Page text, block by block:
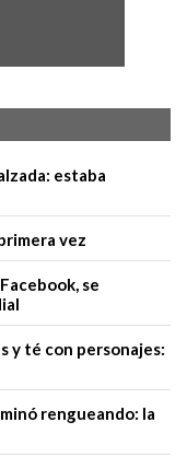
estaba
vez
se
y té con personajes:
rengueando: la